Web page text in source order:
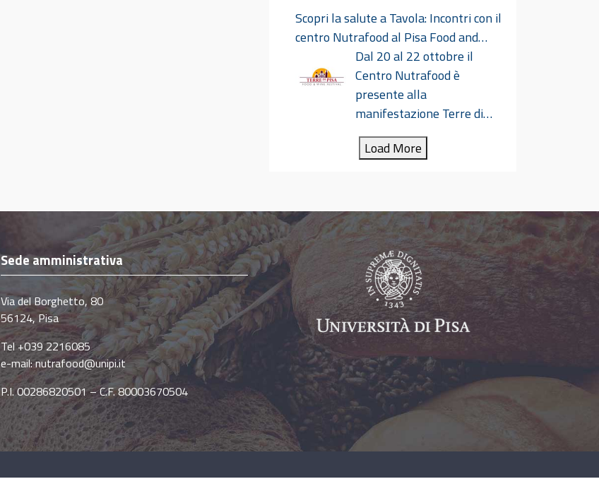
luogo il convegno dal titolo
“Normatività contemporanea: norme
sensoriali e norme sperimentali nel
settore alimentare” nell’ambito del
Nutridialogo. Norme sensoriali e
sperimentali_15-16 marzo 2024.pdf
Scopri la salute a Tavola: Incontri con il
centro Nutrafood al Pisa Food and
Wine Festival 2023Dal 20 al 22 ottobre il
Centro Nutrafood è
presente alla
manifestazione Terre di
Pisa Food & Wine Festival 2023 con
una serie di iniziative dal titolo “Scopri
dell’Università di Pisa e del Centro
Nutrafood forniscono informazioni ed
indicazioni sugli alimenti ed una dieta
equilibrata, nonché sugli accorgimenti
e precauzioni da seguire per garantire
la sicurezza (aspetti igienico-sanitari)
degli alimenti. Il “Terre di Pisa Food &
Wine Festival” nasce con lo scopo di
proporre e far degustare prodotti e
ricette della migliore tradizione
enogastronomica delle “Terre di Pisa”,
con un’attenzione alla salute ed
Load More
Sede amministrativa
Via del Borghetto, 80
56124, Pisa
Tel +039 2216085
e-mail:nutrafood@unipi.it
P.I. 00286820501 – C.F. 80003670504